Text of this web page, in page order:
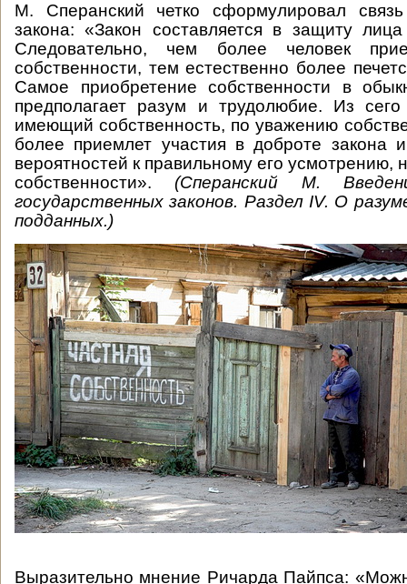
М. Сперанский четко сформулировал
закона: «Закон составляется в защиту
Следовательно, чем более человек
собственности, тем естественно более
Самое приобретение собственности в
предполагает разум и трудолюбие. Из сего
имеющий собственность, по уважению
более приемлет участия в доброте закона
вероятностей к правильному его усмотрению,
собственности».(Сперанский М.
государственных законов. Раздел IV. О
подданных.)
Выразительно мнение Ричарда Пайпса: